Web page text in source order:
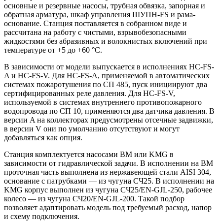
основные и резервные насосы, трубная обвязка, запорная и
обратная арматура, шкаф управления ШУПН-FS и рама-
основание. Станция поставляется в собранном виде и
рассчитана на работу с чистыми, взрывобезопасными
жидкостями без абразивных и волокнистых включений при
температуре от +5 до +60 °С.
В зависимости от модели выпускается в исполнениях HC-FS-
A и HC-FS-V. Для HC-FS-A, применяемой в автоматических
системах пожаротушения по СП 485, пуск инициируют два
сертифицированных реле давления. Для HC-FS-V,
используемой в системах внутреннего противопожарного
водопровода по СП 10, применяются два датчика давления. В
версии A на коллекторах предусмотрены отсечные задвижки,
в версии V они по умолчанию отсутствуют и могут
добавляться как опция.
Станция комплектуется насосами BM или KMG в
зависимости от гидравлической задачи. В исполнении на BM
проточная часть выполнена из нержавеющей стали AISI 304,
основание с патрубками — из чугуна СЧ25. В исполнении на
KMG корпус выполнен из чугуна СЧ25/EN-GJL-250, рабочее
колесо — из чугуна СЧ20/EN-GJL-200. Такой подбор
позволяет адаптировать модель под требуемый расход, напор
и схему подключения.